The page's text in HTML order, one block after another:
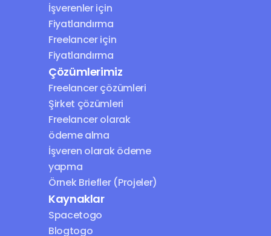
İşverenler için
Fiyatlandırma
Freelancer için
Fiyatlandırma
Çözümlerimiz
Freelancer çözümleri
Şirket çözümleri
Freelancer olarak
ödeme alma
İşveren olarak ödeme
yapma
Örnek Briefler (Projeler)
Kaynaklar
Spacetogo
Blogtogo